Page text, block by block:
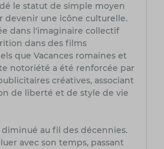
le statut de simple moyen
devenir une icône culturelle.
dans l'imaginaire collectif
dans des films
que Vacances romaines et
notoriété a été renforcée par
créatives, associant
de liberté et de style de vie
diminué au fil des décennies.
avec son temps, passant